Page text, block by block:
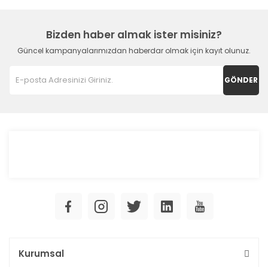
Bizden haber almak ister misiniz?
Güncel kampanyalarımızdan haberdar olmak için kayıt olunuz.
GÖNDER
Kurumsal